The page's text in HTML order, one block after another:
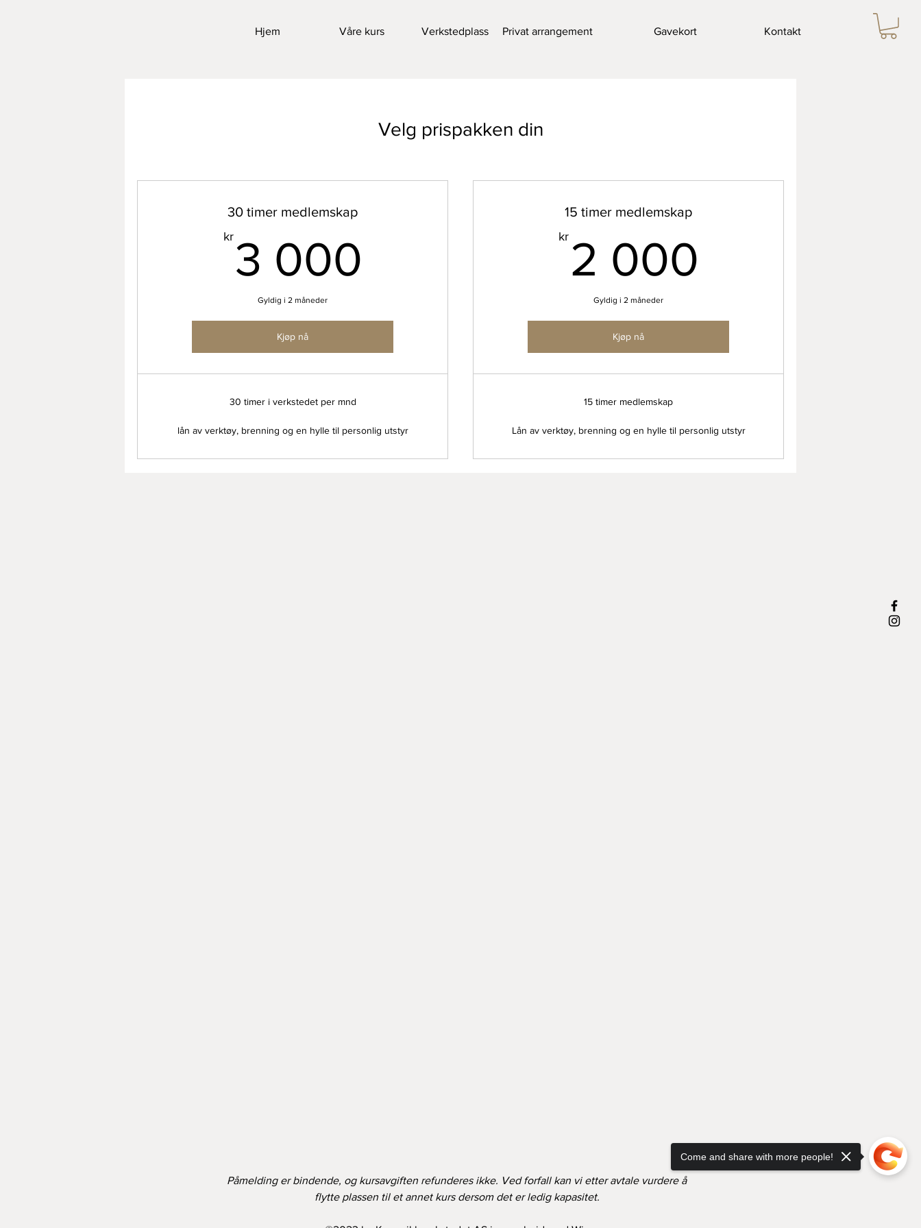
Hjem Våre kurs Verkstedplass Privat arrangement Gavekort Kontakt
Velg prispakken din
30 timer medlemskap
kr 3 000
Gyldig i 2 måneder
Kjøp nå
30 timer i verkstedet per mnd
lån av verktøy, brenning og en hylle til personlig utstyr
15 timer medlemskap
kr 2 000
Gyldig i 2 måneder
Kjøp nå
15 timer medlemskap
Lån av verktøy, brenning og en hylle til personlig utstyr
Påmelding er bindende, og kursavgiften refunderes ikke. Ved forfall kan vi etter avtale vurdere å
flytte plassen til et annet kurs dersom det er ledig kapasitet.
Come and share with more people!